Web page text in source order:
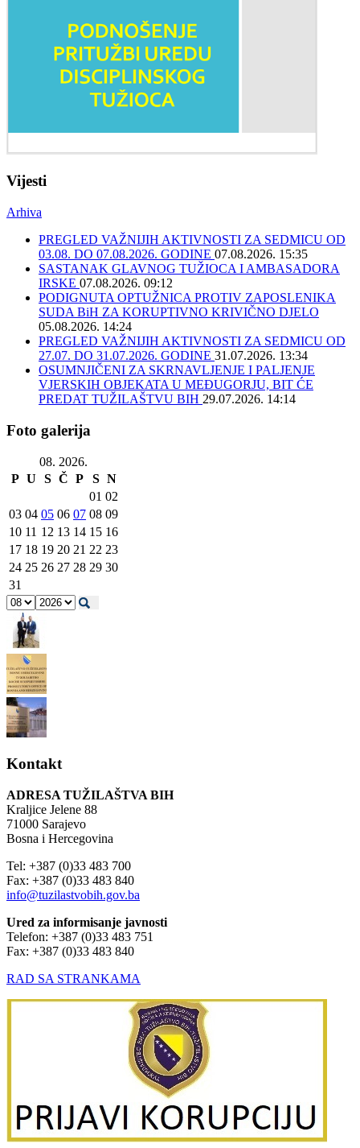
Vijesti
Arhiva
PREGLED VAŽNIJIH AKTIVNOSTI ZA SEDMICU OD
03.08. DO 07.08.2026. GODINE 07.08.2026. 15:35
SASTANAK GLAVNOG TUŽIOCA I AMBASADORA
IRSKE 07.08.2026. 09:12
PODIGNUTA OPTUŽNICA PROTIV ZAPOSLENIKA
SUDA BiH ZA KORUPTIVNO KRIVIČNO DJELO
05.08.2026. 14:24
PREGLED VAŽNIJIH AKTIVNOSTI ZA SEDMICU OD
27.07. DO 31.07.2026. GODINE 31.07.2026. 13:34
OSUMNJIČENI ZA SKRNAVLJENJE I PALJENJE
VJERSKIH OBJEKATA U MEĐUGORJU, BIT ĆE
PREDAT TUŽILAŠTVU BIH 29.07.2026. 14:14
Foto galerija
08. 2026.
P U S Č P S N
01 02
03 04 05 06 07 08 09
10 11 12 13 14 15 16
17 18 19 20 21 22 23
24 25 26 27 28 29 30
31
Kontakt
ADRESA TUŽILAŠTVA BIH
Kraljice Jelene 88
71000 Sarajevo
Bosna i Hercegovina
Tel: +387 (0)33 483 700
Fax: +387 (0)33 483 840
info@tuzilastvobih.gov.ba
Ured za informisanje javnosti
Telefon: +387 (0)33 483 751
Fax: +387 (0)33 483 840
RAD SA STRANKAMA